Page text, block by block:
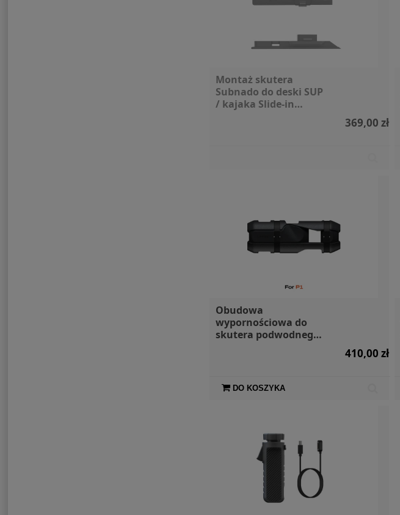
Montaż skutera
Subnado do deski SUP
/ kajaka Slide-in
369,00 zł
Obudowa
wypornościowa do
skutera podwodnego
410,00 zł
DO KOSZYKA